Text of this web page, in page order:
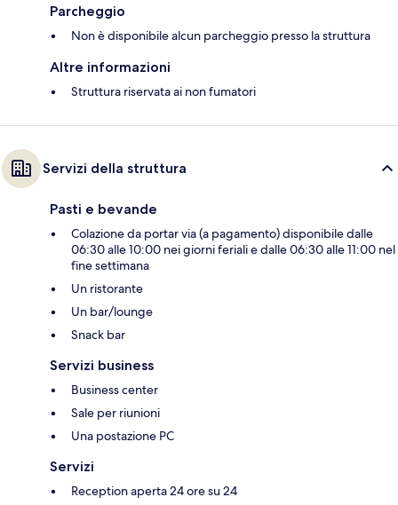
Parcheggio
Non è disponibile alcun parcheggio presso la struttura
Altre informazioni
Struttura riservata ai non fumatori
Servizi della struttura
Pasti e bevande
Colazione da portar via (a pagamento) disponibile dalle
06:30 alle 10:00 nei giorni feriali e dalle 06:30 alle 11:00 nel
fine settimana
Un ristorante
Un bar/lounge
Snack bar
Servizi business
Business center
Sale per riunioni
Una postazione PC
Servizi
Reception aperta 24 ore su 24